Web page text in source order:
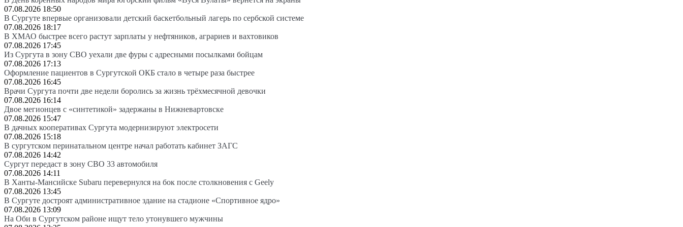
07.08.2026 18:50
В Сургуте впервые организовали детский баскетбольный лагерь по сербской системе
07.08.2026 18:17
В ХМАО быстрее всего растут зарплаты у нефтяников, аграриев и вахтовиков
07.08.2026 17:45
Из Сургута в зону СВО уехали две фуры с адресными посылками бойцам
07.08.2026 17:13
Оформление пациентов в Сургутской ОКБ стало в четыре раза быстрее
07.08.2026 16:45
Врачи Сургута почти две недели боролись за жизнь трёхмесячной девочки
07.08.2026 16:14
Двое мегионцев с «синтетикой» задержаны в Нижневартовске
07.08.2026 15:47
В дачных кооперативах Сургута модернизируют электросети
07.08.2026 15:18
В сургутском перинатальном центре начал работать кабинет ЗАГС
07.08.2026 14:42
Сургут передаст в зону СВО 33 автомобиля
07.08.2026 14:11
В Ханты-Мансийске Subaru перевернулся на бок после столкновения с Geely
07.08.2026 13:45
В Сургуте достроят административное здание на стадионе «Спортивное ядро»
07.08.2026 13:09
На Оби в Сургутском районе ищут тело утонувшего мужчины